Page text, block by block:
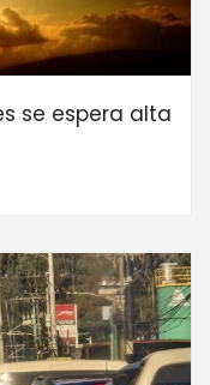
se espera alta